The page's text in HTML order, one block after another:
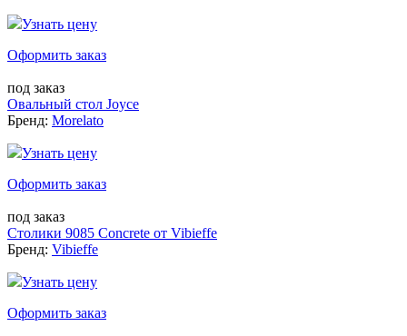
Узнать цену
Оформить заказ
под заказ
Овальный стол Joyce
Бренд: Morelato
Узнать цену
Оформить заказ
под заказ
Столики 9085 Concrete от Vibieffe
Бренд: Vibieffe
Узнать цену
Оформить заказ